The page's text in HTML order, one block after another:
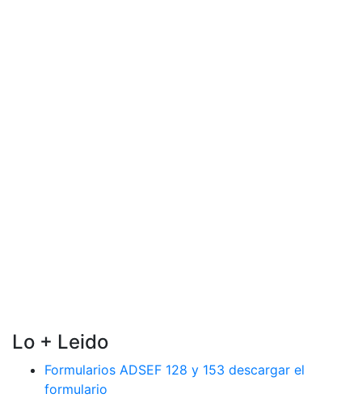
Lo + Leido
Formularios ADSEF 128 y 153 descargar el
formulario